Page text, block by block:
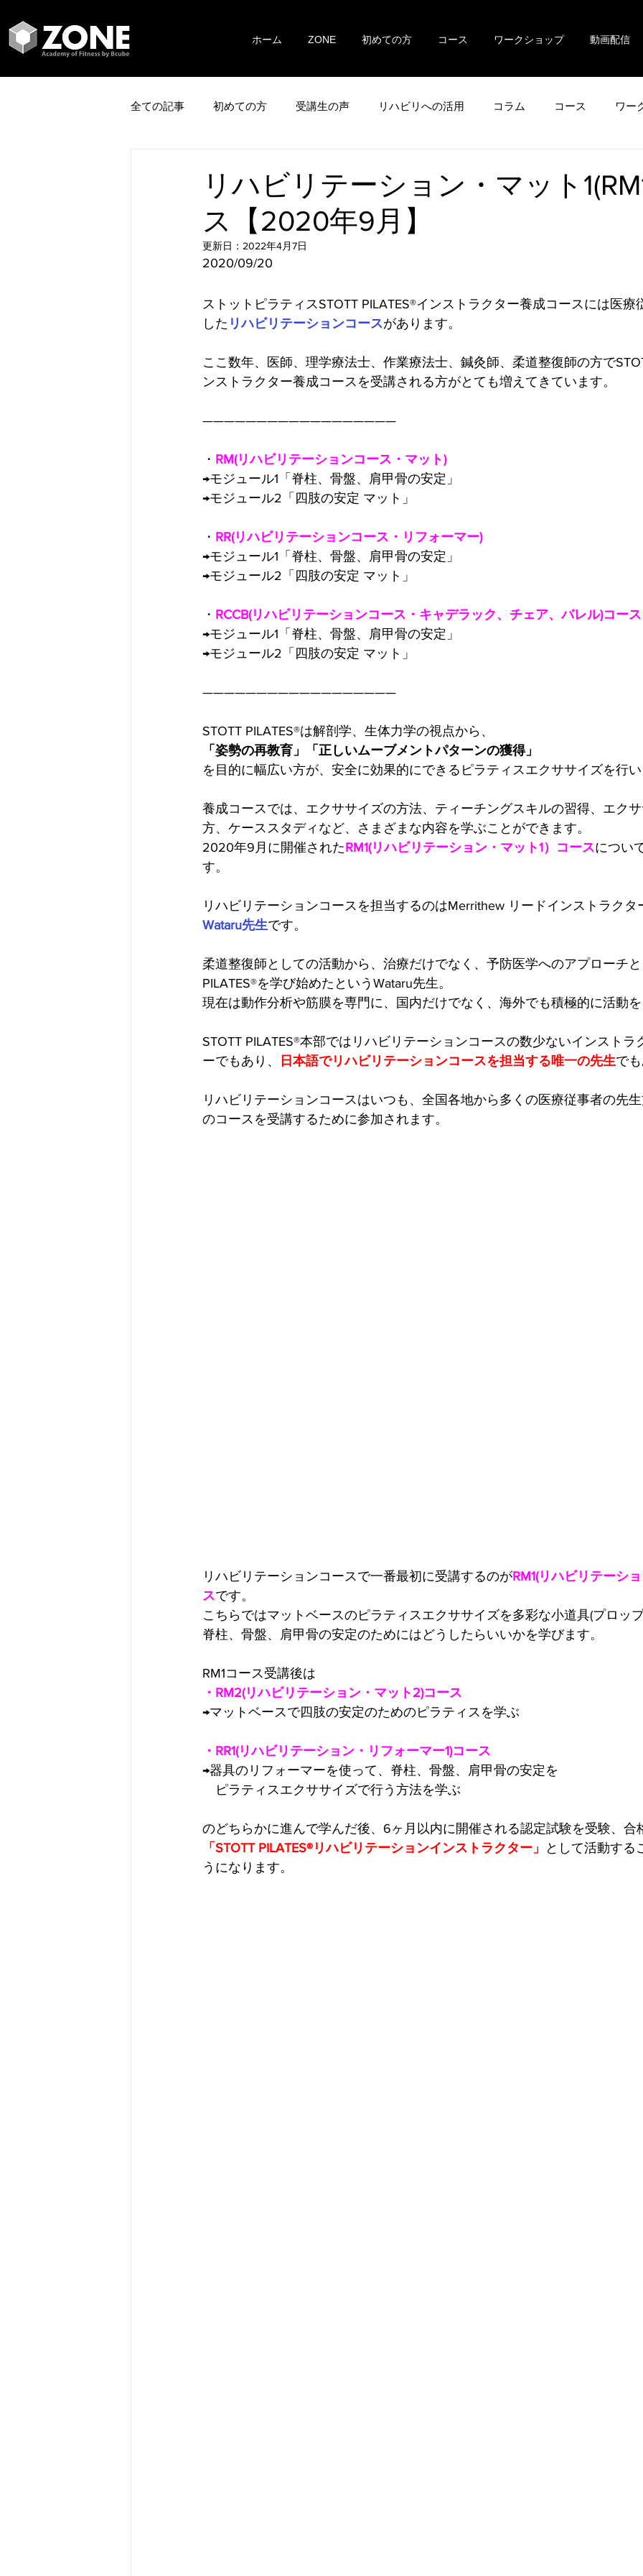
ホーム ZONE 初めての方 コース ワークショップ 動画配信
全ての記事 初めての方 受講生の声 リハビリへの活用 コラム コース ワー
リハビリテーション・マット
ス【2020年9月】
更新日： 2022年4月7日
2020/09/20
ストットピラティスSTOTT PILATES®インストラクター養成コースには医療
した リハビリテーションコースがあります。
ここ数年、医師、理学療法士、作業療法士、鍼灸師、柔道整復師の方で
ンストラクター養成コースを受講される方がとても増えてきています。
——————————————————
・ RM(リハビリテーションコース・マット)
→モジュール1「脊柱、骨盤、肩甲骨の安定」
→モジュール2「四肢の安定 マット」
・ RR(リハビリテーションコース・リフォーマー)
→モジュール1「脊柱、骨盤、肩甲骨の安定」
→モジュール2「四肢の安定 マット」
・ RCCB(リハビリテーションコース・キャデラック、チェア、バレル)コース
→モジュール1「脊柱、骨盤、肩甲骨の安定」
→モジュール2「四肢の安定 マット」
——————————————————
STOTT PILATES®は解剖学、生体力学の視点から、
「姿勢の再教育」「正しいムーブメントパターンの獲得」
を目的に幅広い方が、安全に効果的にできるピラティスエクササイズを行い
養成コースでは、エクササイズの方法、ティーチングスキルの習得、エク
方、ケーススタディなど、さまざまな内容を学ぶことができます。
2020年9月に開催されたRM1(リハビリテーション・マット1）コースについ
す。
リハビリテーションコースを担当するのはMerrithew リードインストラクタ
Wataru先生です。
柔道整復師としての活動から、治療だけでなく、予防医学へのアプローチと
PILATES®を学び始めたというWataru先生。
現在は動作分析や筋膜を専門に、国内だけでなく、海外でも積極的に活動を
STOTT PILATES®本部ではリハビリテーションコースの数少ないインストラ
ーでもあり、
日本語でリハビリテーションコースを担当する唯一の先生でも
リハビリテーションコースはいつも、全国各地から多くの医療従事者の先
のコースを受講するために参加されます。
リハビリテーションコースで一番最初に受講するのがRM1(リハビリテーシ
スです。
こちらではマットベースのピラティスエクササイズを多彩な小道具(プロップ
脊柱、骨盤、肩甲骨の安定のためにはどうしたらいいかを学びます。
RM1コース受講後は
・RM2(リハビリテーション・マット2)コース
→マットベースで四肢の安定のためのピラティスを学ぶ
・RR1(リハビリテーション・リフォーマー1)コース
→器具のリフォーマーを使って、脊柱、骨盤、肩甲骨の安定を
ピラティスエクササイズで行う方法を学ぶ
のどちらかに進んで学んだ後、6ヶ月以内に開催される認定試験を受験、合
「STOTT PILATES®リハビリテーションインストラクター」
として活動する
うになります。